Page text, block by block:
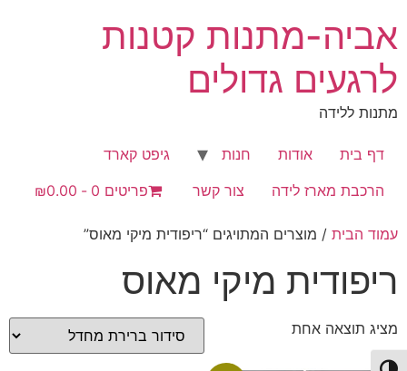
לתוכן
אביה-מתנות קטנות
לרגעים גדולים
מתנות ללידה
דף בית אודות חנות
גיפט קארד
הרכבת מארז לידה
צור קשר פריטים 0 ₪0.00
עמוד הבית / מוצרים המתויגים “ריפודית מיקי מאוס”
ריפודית מיקי מאוס
מציג תוצאה אחת